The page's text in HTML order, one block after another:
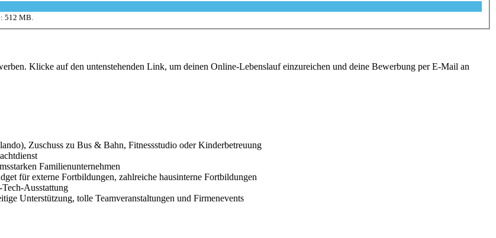
512 MB.
Klicke auf den untenstehenden Link, um deinen Online-Lebenslauf einzureichen und deine Bewerbung per E-Mail an
Zuschuss zu Bus & Bahn, Fitnessstudio oder Kinderbetreuung
Familienunternehmen
für externe Fortbildungen, zahlreiche hausinterne Fortbildungen
Ausstattung
Unterstützung, tolle Teamveranstaltungen und Firmenevents